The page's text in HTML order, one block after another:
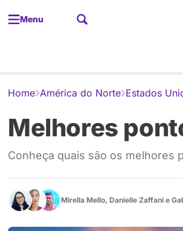
Menu
Home América do Norte Estados
Melhores
Conheça quais são os melhores
Mirella Mello, Danielle Zaffani e